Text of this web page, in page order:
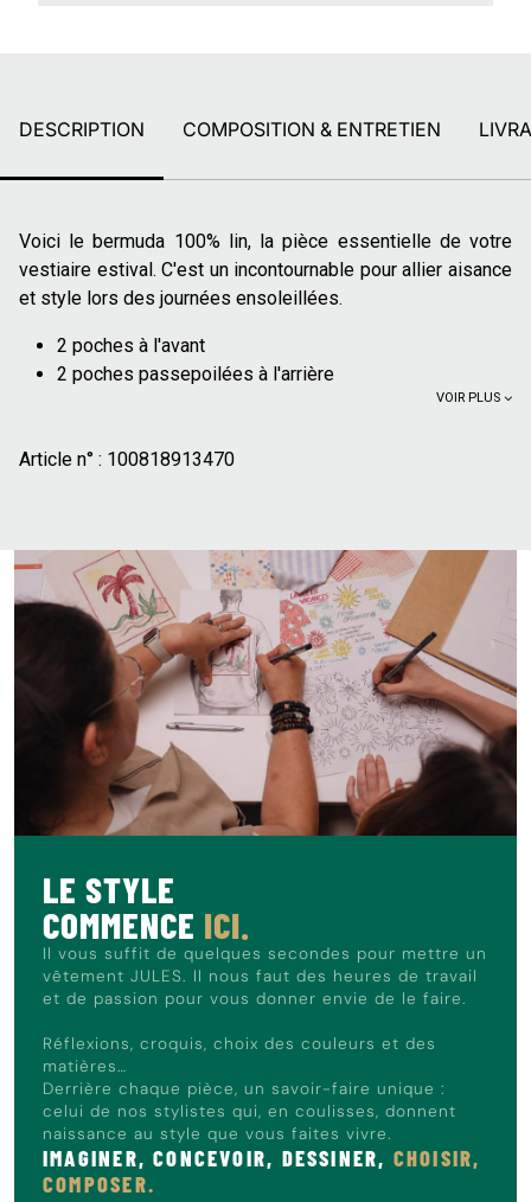
DESCRIPTION COMPOSITION & ENTRETIEN
Voici le bermuda 100% lin, la pièce essentielle de votre
vestiaire estival. C'est un incontournable pour allier aisance
et style lors des journées ensoleillées.
2 poches à l'avant
2 poches passepoilées à l'arrière
100% lin :Le lin est une fibre naturelle légère et
Pour un style casual-chic impeccable, associez ce
bermuda avec un t-shirt ou un polo. Cette combinaison crée
une silhouette fraîche et moderne. Finalisez la tenue avec
une paire de baskets blanches pour une touche
décontractée et tendance, idéale pour une sortie en ville ou
un week-end ensoleillé.
Le mannequin mesure 1m86 et porte du 40.
VOIR PLUS
Article n° : 100818913470
LE STYLE
COMMENCE ICI.
Il vous suffit de quelques secondes pour mettre un
vêtement JULES. Il nous faut des heures de travail
et de passion pour vous donner envie de le faire.
Réflexions, croquis, choix des couleurs et des
matières…
Derrière chaque pièce, un savoir-faire unique :
celui de nos stylistes qui, en coulisses, donnent
naissance au style que vous faites vivre.
IMAGINER, CONCEVOIR, DESSINER, CHOISIR,
COMPOSER.